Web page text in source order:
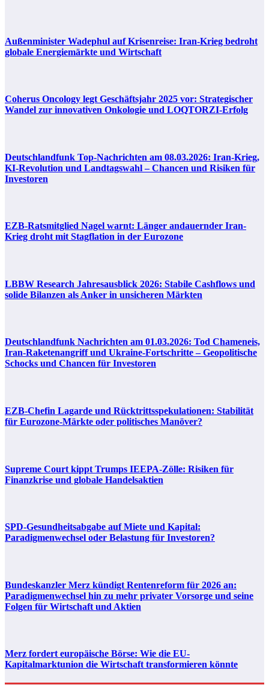
Außenminister Wadephul auf Krisenreise: Iran-Krieg bedroht
globale Energiemärkte und Wirtschaft
Coherus Oncology legt Geschäftsjahr 2025 vor: Strategischer
Wandel zur innovativen Onkologie und LOQTORZI-Erfolg
Deutschlandfunk Top-Nachrichten am 08.03.2026: Iran-Krieg,
KI-Revolution und Landtagswahl – Chancen und Risiken für
Investoren
EZB-Ratsmitglied Nagel warnt: Länger andauernder Iran-
Krieg droht mit Stagflation in der Eurozone
LBBW Research Jahresausblick 2026: Stabile Cashflows und
solide Bilanzen als Anker in unsicheren Märkten
Deutschlandfunk Nachrichten am 01.03.2026: Tod Chameneis,
Iran-Raketenangriff und Ukraine-Fortschritte – Geopolitische
Schocks und Chancen für Investoren
EZB-Chefin Lagarde und Rücktrittsspekulationen: Stabilität
für Eurozone-Märkte oder politisches Manöver?
Supreme Court kippt Trumps IEEPA-Zölle: Risiken für
Finanzkrise und globale Handelsaktien
SPD-Gesundheitsabgabe auf Miete und Kapital:
Paradigmenwechsel oder Belastung für Investoren?
Bundeskanzler Merz kündigt Rentenreform für 2026 an:
Paradigmenwechsel hin zu mehr privater Vorsorge und seine
Folgen für Wirtschaft und Aktien
Merz fordert europäische Börse: Wie die EU-
Kapitalmarktunion die Wirtschaft transformieren könnte